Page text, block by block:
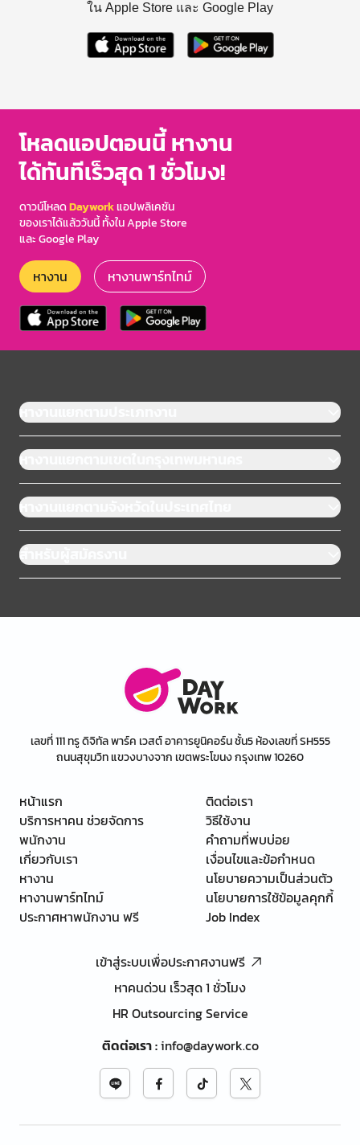
ใน Apple Store และ Google Play
โหลดแอปตอนนี้ หางาน
ได้ทันทีเร็วสุด 1 ชั่วโมง!
ดาวน์โหลดDayworkแอปพลิเคชัน
ของเราได้แล้ววันนี้ ทั้งใน Apple Store
และ Google Play
หางาน หางานพาร์ทไทม์
หางานแยกตามประเภทงาน
หางานแยกตามเขตในกรุงเทพมหานคร
หางานแยกตามจังหวัดในประเทศไทย
สำหรับผู้สมัครงาน
เลขที่ 111 ทรู ดิจิทัล พาร์ค เวสต์ อาคารยูนิคอร์น ชั้น5 ห้องเลขที่ SH555
ถนนสุขุมวิท แขวงบางจาก เขตพระโขนง กรุงเทพ 10260
หน้าแรก
บริการหาคน ช่วยจัดการ
พนักงาน
เกี่ยวกับเรา
หางาน
หางานพาร์ทไทม์
ประกาศหาพนักงาน ฟรี
ติดต่อเรา
วิธีใช้งาน
คำถามที่พบบ่อย
เงื่อนไขและข้อกำหนด
นโยบายความเป็นส่วนตัว
นโยบายการใช้ข้อมูลคุกกี้
Job Index
เข้าสู่ระบบเพื่อประกาศงานฟรี
หาคนด่วน เร็วสุด 1 ชั่วโมง
HR Outsourcing Service
ติดต่อเรา:info@daywork.co